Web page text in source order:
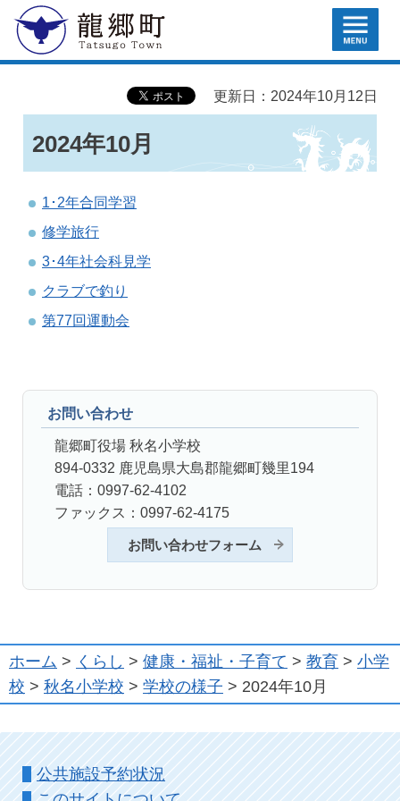
龍郷町 MENU
更新日：2024年10月12日
2024年10月
1･2年合同学習
修学旅行
3･4年社会科見学
クラブで釣り
第77回運動会
お問い合わせ
龍郷町役場 秋名小学校
894-0332 鹿児島県大島郡龍郷町幾里194
電話：0997-62-4102
ファックス：0997-62-4175
お問い合わせフォーム
ホーム > くらし > 健康・福祉・子育て > 教育 > 小学
校 > 秋名小学校 > 学校の様子 > 2024年10月
公共施設予約状況